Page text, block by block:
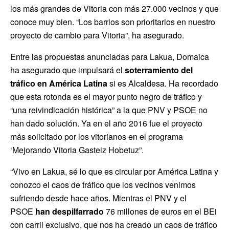
los más grandes de Vitoria con más 27.000 vecinos y que
conoce muy bien. “Los barrios son prioritarios en nuestro
proyecto de cambio para Vitoria”, ha asegurado.
Entre las propuestas anunciadas para Lakua, Domaica
ha asegurado que impulsará el soterramiento del
tráfico en América Latinasi es Alcaldesa. Ha recordado
que esta rotonda es el mayor punto negro de tráfico y
“una reivindicación histórica” a la que PNV y PSOE no
han dado solución. Ya en el año 2016 fue el proyecto
más solicitado por los vitorianos en el programa
‘Mejorando Vitoria Gasteiz Hobetuz”.
“Vivo en Lakua, sé lo que es circular por América Latina y
conozco el caos de tráfico que los vecinos venimos
sufriendo desde hace años. Mientras el PNV y el
PSOE han despilfarrado 76 millones de euros en el BEi
con carril exclusivo, que nos ha creado un caos de tráfico